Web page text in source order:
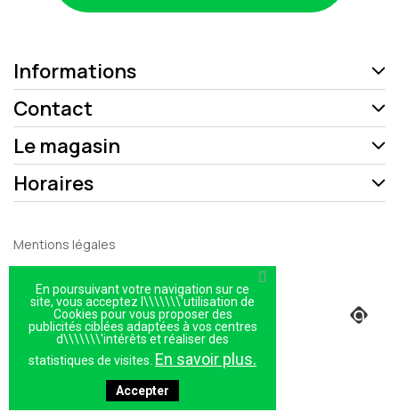
Informations
Contact
Le magasin
Horaires
Mentions légales
Plan du site
Magasin
En poursuivant votre navigation sur ce
site, vous acceptez l\\\\\\\'utilisation de
Cookies pour vous proposer des
publicités ciblées adaptées à vos centres
d\\\\\\\'intérêts et réaliser des
statistiques de visites. En savoir plus.
Accepter